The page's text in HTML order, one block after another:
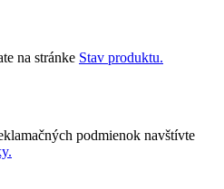
na stránke Stav produktu.
podmienok navštívte